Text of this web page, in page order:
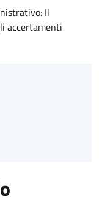
Il
accertamenti